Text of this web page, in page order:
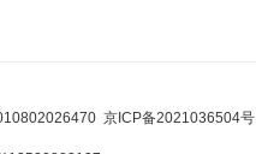
京ICP备2021036504号